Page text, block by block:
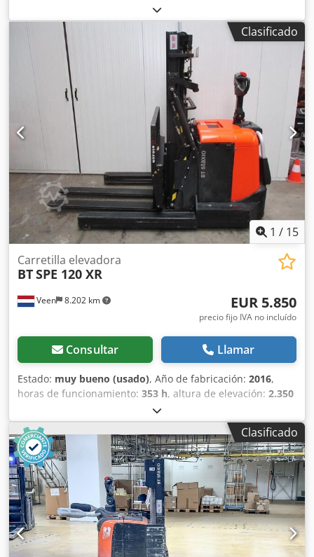
eléctrico
LWE 160 * EX * Miretti 2G / Zona 1 * ID: 26061.2030
Categoría: Usado Horquillas: 1150 x 570 mm Capacidad:
1600 kg Año: 2018 Horas: 535 horas Batería: Totalmente
NUEVA * 24v / 225ah * Fabricada 04/2026 Opciones: * EX *
MIRETTI E9098 Sistema / Certificado = AR 17 ATEX 016
Codpfezq Um Rjx Acnerf Grupo de gas = IIB Tipo = Cat. 2G
(permitido en ZONA 1 y 2) Clase de temperatura = T4
Puede suministrarse equipado con sistema de pesaje
RAVAS !!!
Clasificado
1 / 15
Veen 8.202 km
Carretilla elevadora
BTSPE 120 XR
EUR 5.850
precio fijo IVA no incluído
Consultar Llamar
Estado: muy bueno (usado), Año de fabricación: 2016,
horas de funcionamiento: 353 h, altura de elevación: 2.350
eléctrico
longitud de la horquilla:1.200 mm, altura total:1.870 mm,
color:otro, MMA: 2.060 kg Cedpszqv Agsfx Acnsrf
Capacidad de carga: 1.200 kg ¡POCAS HORAS DE USO!
NUEVAS CELDAS DE BATERÍA DE 24 V, 5 PzB, 430 Ah con
sistema de llenado centralizado, cargador de alta
frecuencia de 220 V, horquillas telescópicas de 1200-2000
mm, mástil de elevación, sistema de ajuste lateral de las
horquillas, dirección asistida, plataforma abatible, ¡en
buen estado!
Clasificado